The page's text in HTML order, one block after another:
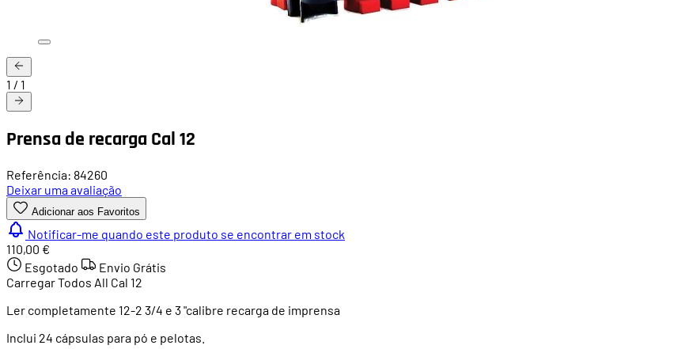
1 / 1
Prensa de recarga Cal 12
Referência: 84260
Deixar uma avaliação
Adicionar aos Favoritos
Notificar-me quando este produto se encontrar em stock
110,00 €
Esgotado
Envio Grátis
Carregar Todos All Cal 12
Ler completamente 12-2 3/4 e 3 "calibre recarga de imprensa
Inclui 24 cápsulas para pó e pelotas.